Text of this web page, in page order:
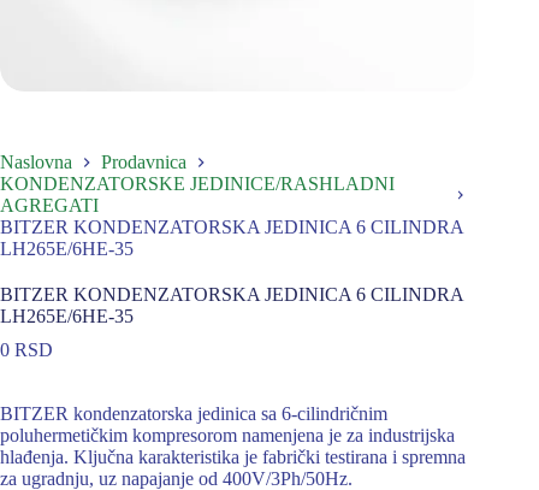
Naslovna
Prodavnica
KONDENZATORSKE JEDINICE/RASHLADNI
AGREGATI
BITZER KONDENZATORSKA JEDINICA 6 CILINDRA
LH265E/6HE-35
BITZER KONDENZATORSKA JEDINICA 6 CILINDRA
LH265E/6HE-35
0 RSD
BITZER kondenzatorska jedinica sa 6-cilindričnim
poluhermetičkim kompresorom namenjena je za industrijska
hlađenja. Ključna karakteristika je fabrički testirana i spremna
za ugradnju, uz napajanje od 400V/3Ph/50Hz.